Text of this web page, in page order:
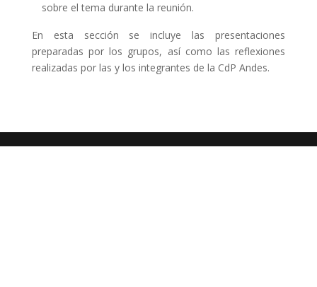
sobre el tema durante la reunión.
En esta sección se incluye las presentaciones
preparadas por los grupos, así como las reflexiones
realizadas por las y los integrantes de la CdP Andes.